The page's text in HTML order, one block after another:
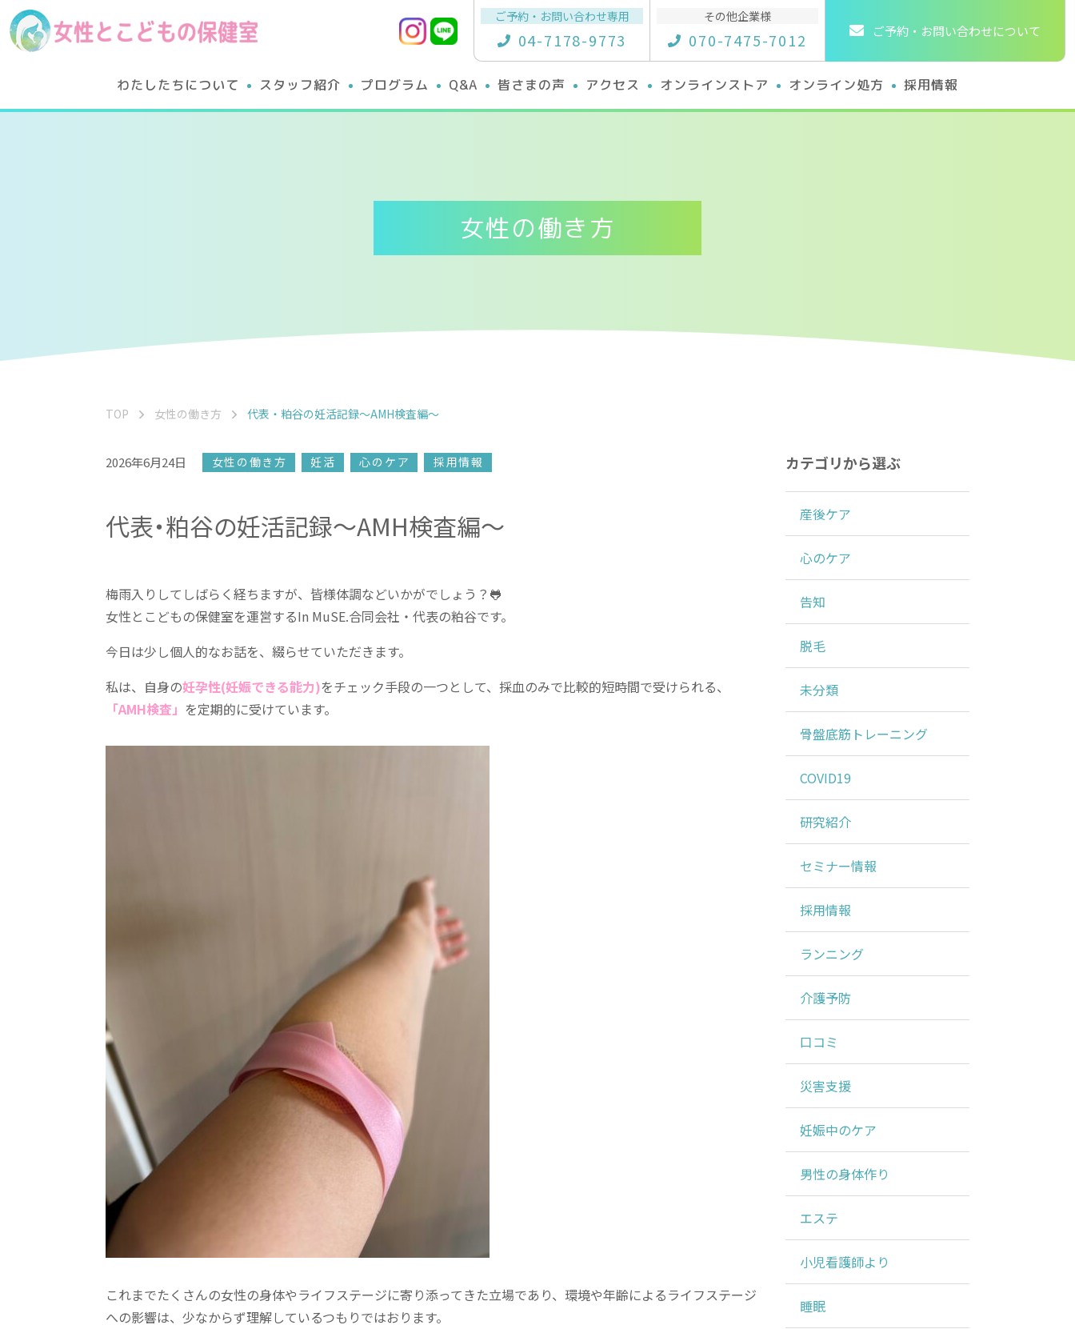
ご予約・お問い合わせ専用
04-7178-9773
その他企業様
070-7475-7012 ご予約・お問い合わせについて
わたしたちについて スタッフ紹介 プログラム Q&A 皆さまの声 アクセス オンラインストア オンライン処方 採用情報
女性の働き方
TOP 女性の働き方 代表・粕谷の妊活記録〜AMH検査編〜
2026年6月24日 女性の働き方 妊活 心のケア 採用情報
代表・粕谷の妊活記録〜AMH検査編〜
梅雨入りしてしばらく経ちますが、皆様体調などいかがでしょう？🐸
女性とこどもの保健室を運営するIn MuSE.合同会社・代表の粕谷です。
今日は少し個人的なお話を、綴らせていただきます。
私は、自身の妊孕性(妊娠できる能力)をチェック手段の一つとして、採血のみで比較的短時間で受けられる、
「AMH検査」 を定期的に受けています。
これまでたくさんの女性の身体やライフステージに寄り添ってきた立場であり、環境や年齢によるライフステージ
への影響は、少なからず理解しているつもりではおります。
カテゴリから選ぶ
産後ケア
心のケア
告知
脱毛
未分類
骨盤底筋トレーニング
COVID19
研究紹介
セミナー情報
採用情報
ランニング
介護予防
口コミ
災害支援
妊娠中のケア
男性の身体作り
エステ
小児看護師より
睡眠